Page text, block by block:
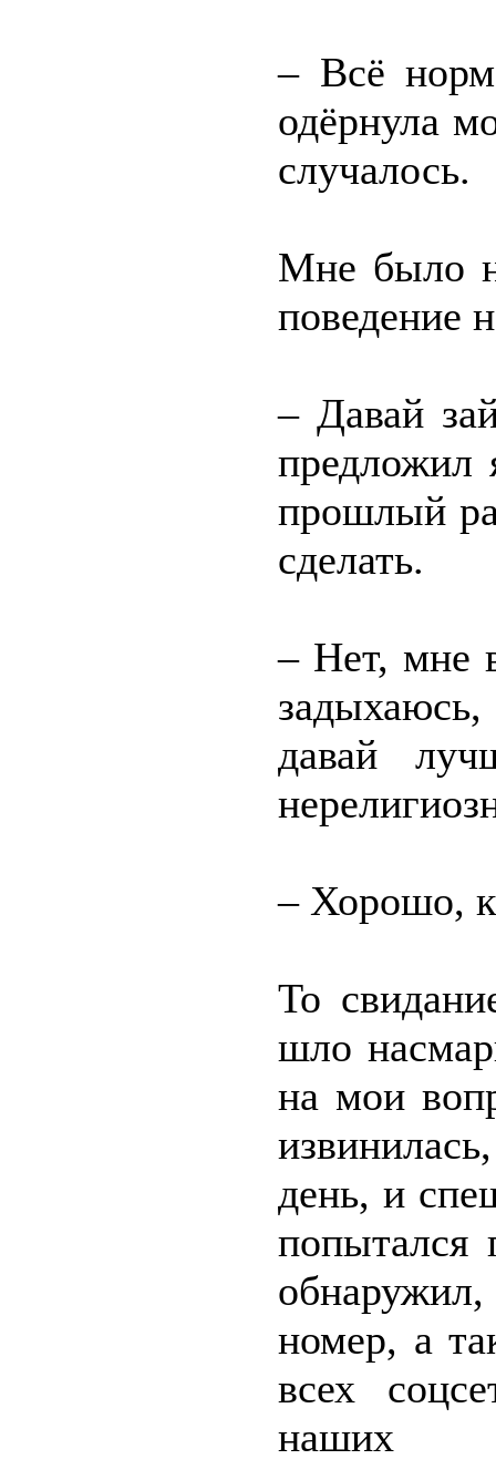
– Всё
одёрнула
случалось.
Мне было
поведение
– Давай
предложил
прошлый
сделать.
– Нет, мне
давай
– Хорошо,
То
шло
на мои
день, и
попытался
номер, а
всех
наших